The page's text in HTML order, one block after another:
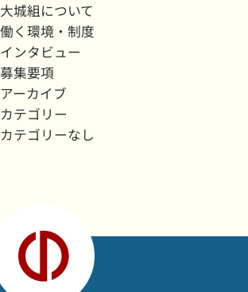
大城組について
働く環境・制度
インタビュー
募集要項
アーカイブ
カテゴリー
カテゴリーなし